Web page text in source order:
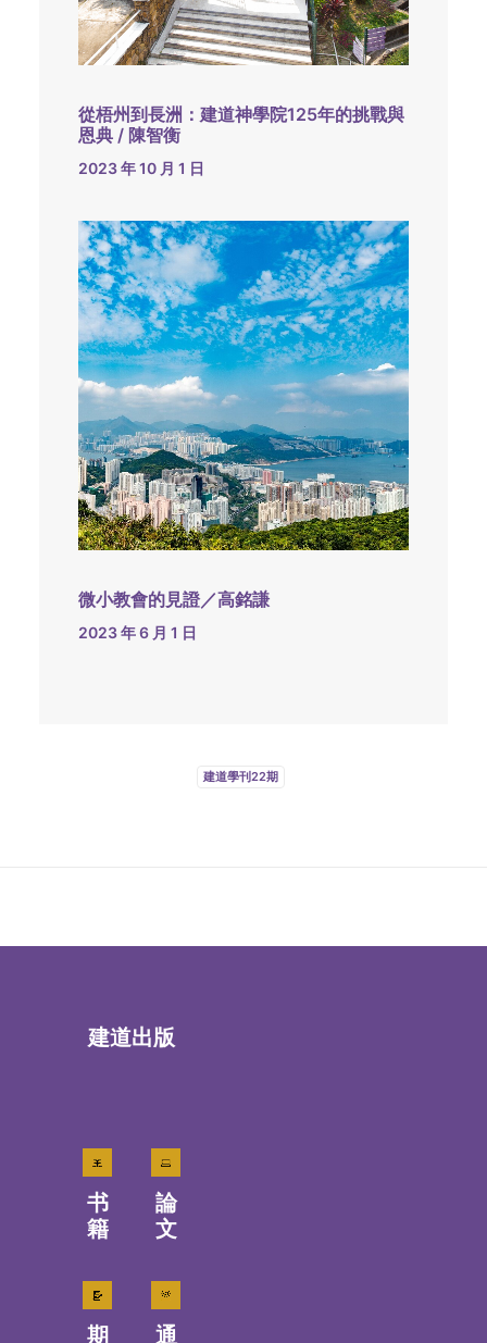
從梧州到長洲：建道神學院125年的挑戰與
恩典 / 陳智衡
2023 年 10 月 1 日
微小教會的見證／高銘謙
2023 年 6 月 1 日
建道學刊22期
建道出版
书
籍
論
文
期 通